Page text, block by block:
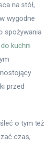
na stół,
wygodne
spożywania
kuchni
przed
o tym też
czas,